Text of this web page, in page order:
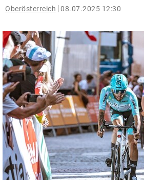
© Krone Multimedia GmbH & Co KG 2026
Muthgasse 2, 1190 Wien
Oberösterreich 08.07.2025 12:30